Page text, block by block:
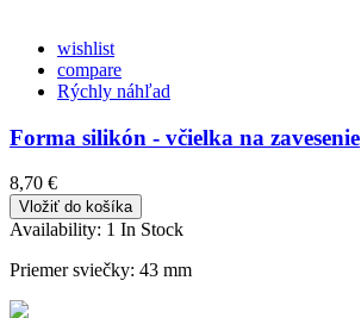
wishlist
compare
Rýchly náhľad
Forma silikón - včielka na zavesenie
8,70 €
Vložiť do košíka
Availability: 1 In Stock
Priemer sviečky: 43 mm